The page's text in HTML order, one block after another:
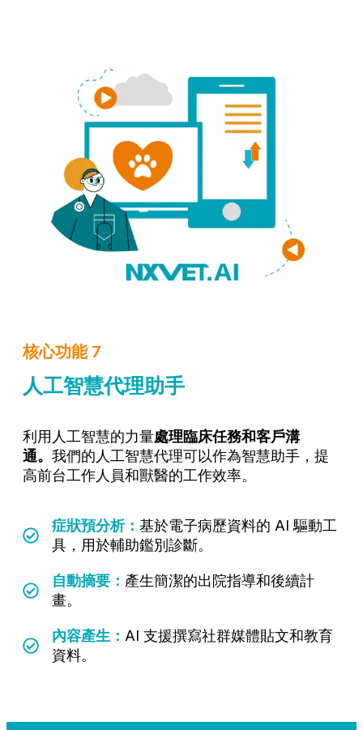
核心功能 7
人工智慧代理助手
利用人工智慧的力量處理臨床任務和客戶溝
通。 我們的人工智慧代理可以作為智慧助手，提
高前台工作人員和獸醫的工作效率。
症狀預分析： 基於電子病歷資料的 AI 驅動工
具，用於輔助鑑別診斷。
自動摘要： 產生簡潔的出院指導和後續計
畫。
內容產生： AI 支援撰寫社群媒體貼文和教育
資料。